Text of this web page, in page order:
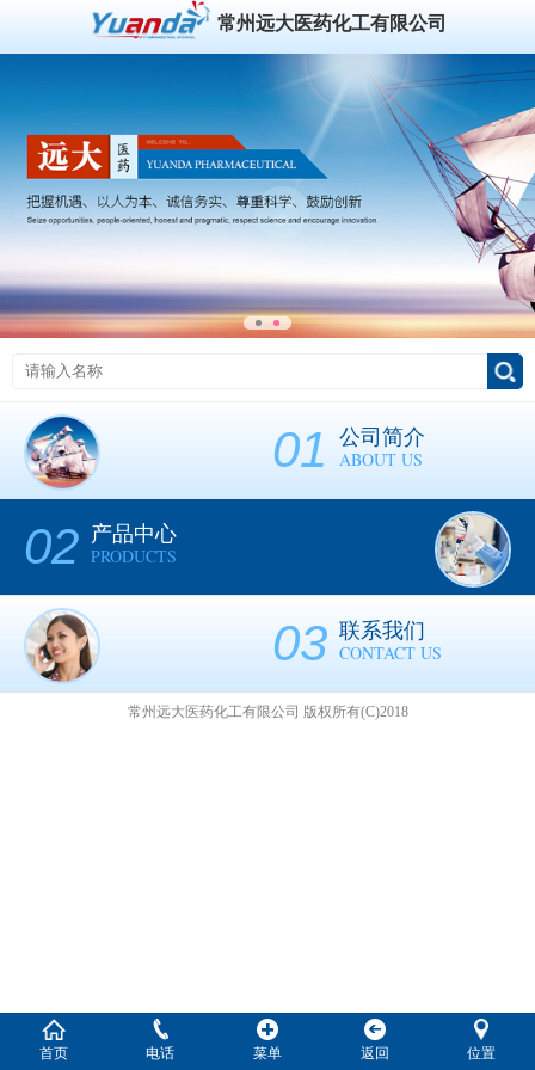
常州远大医药化工有限公司
01 公司简介
ABOUT US
02 产品中心
PRODUCTS
03 联系我们
CONTACT US
常州远大医药化工有限公司 版权所有(C)2018
首页 电话 菜单 返回 位置